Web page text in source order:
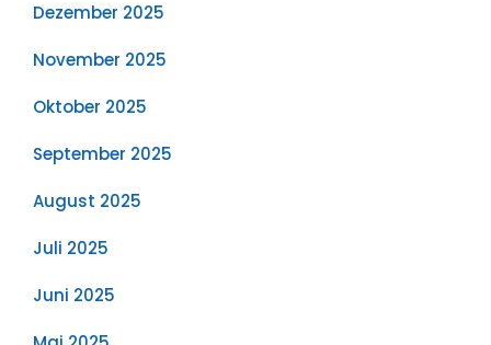
Dezember 2025
November 2025
Oktober 2025
September 2025
August 2025
Juli 2025
Juni 2025